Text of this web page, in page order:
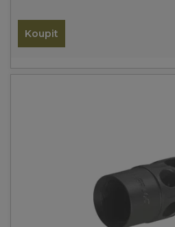
Koupit